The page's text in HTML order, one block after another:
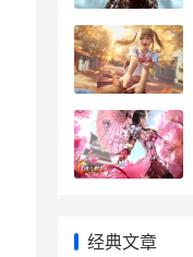
经典文章